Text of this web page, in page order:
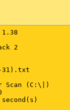
2
31).txt
Scan (C:\|)